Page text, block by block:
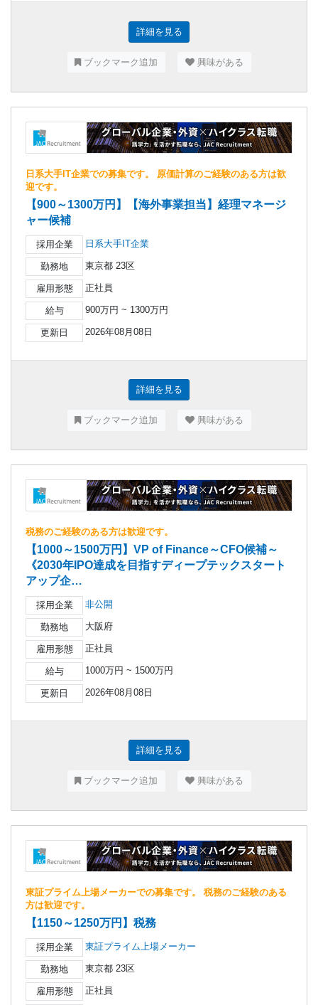
詳細を見る
ブックマーク追加 興味がある
日系大手IT企業での募集です。 原価計算のご経験のある方は歓
迎です。
【900～1300万円】【海外事業担当】経理マネージ
ャー候補
採用企業 日系大手IT企業
勤務地 東京都 23区
雇用形態 正社員
給与 900万円 ~ 1300万円
更新日 2026年08月08日
詳細を見る
ブックマーク追加 興味がある
税務のご経験のある方は歓迎です。
【1000～1500万円】VP of Finance～CFO候補～
《2030年IPO達成を目指すディープテックスタート
アップ企…
採用企業 非公開
勤務地 大阪府
雇用形態 正社員
給与 1000万円 ~ 1500万円
更新日 2026年08月08日
詳細を見る
ブックマーク追加 興味がある
東証プライム上場メーカーでの募集です。 税務のご経験のある
方は歓迎です。
【1150～1250万円】税務
採用企業 東証プライム上場メーカー
勤務地 東京都 23区
雇用形態 正社員